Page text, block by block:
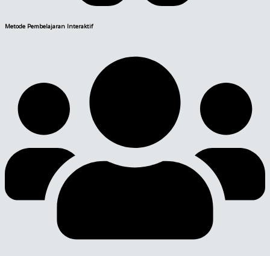
Metode Pembelajaran Interaktif